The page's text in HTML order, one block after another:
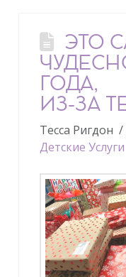
ЭТО
ГОДА,
ИЗ-ЗА
Тесса Ригдон
Детские Услуги